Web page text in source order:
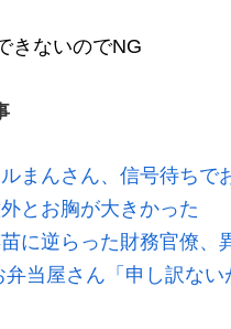
きないのでNG
ルまんさん、信号待ち
とお胸が大きかった
苗に逆らった財務官僚
弁当屋さん「申し訳な